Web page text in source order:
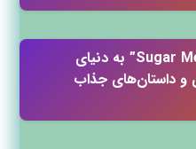
با “Sugar Mess Jigsaw Puzzles” به دنیای
و داستان‌های جذاب